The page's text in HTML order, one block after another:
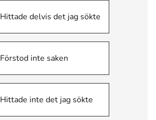
Hittade delvis det jag sökte
Förstod inte saken
Hittade inte det jag sökte